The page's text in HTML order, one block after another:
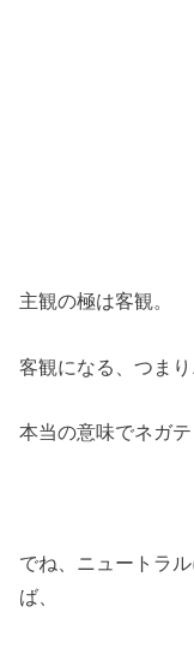
主観の極は客観。
客観になる、つま
本当の意味でネガ
でね、ニュートラ
ば、